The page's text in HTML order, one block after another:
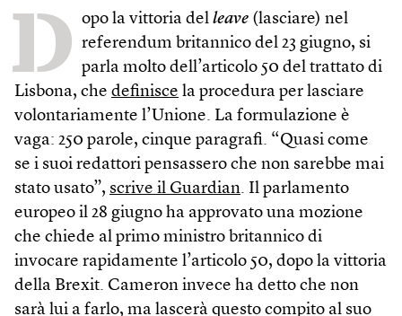
D opo la vittoria del leave (lasciare) nel
referendum britannico del 23 giugno, si
parla molto dell’articolo 50 del trattato di
Lisbona, che definisce la procedura per lasciare
volontariamente l’Unione. La formulazione è
vaga: 250 parole, cinque paragrafi. “Quasi come
se i suoi redattori pensassero che non sarebbe mai
stato usato”, scrive il Guardian. Il parlamento
europeo il 28 giugno ha approvato una mozione
che chiede al primo ministro britannico di
invocare rapidamente l’articolo 50, dopo la vittoria
della Brexit. Cameron invece ha detto che non
sarà lui a farlo, ma lascerà questo compito al suo